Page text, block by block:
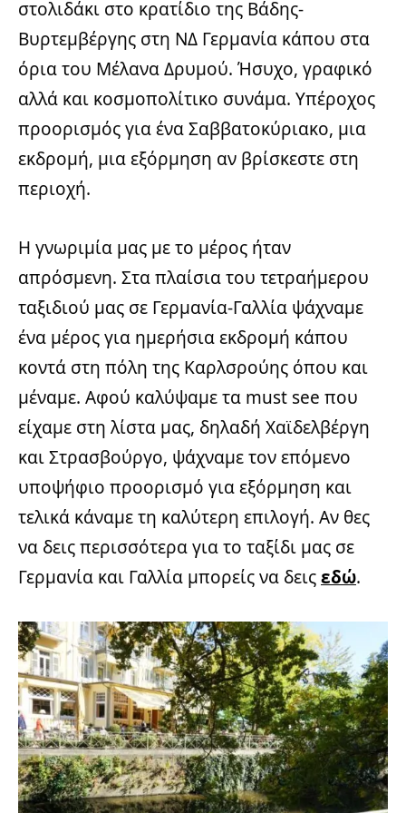
στολιδάκι στο κρατίδιο της Βάδης-
Βυρτεμβέργης στη ΝΔ Γερμανία κάπου στα
όρια του Μέλανα Δρυμού. Ήσυχο, γραφικό
αλλά και κοσμοπολίτικο συνάμα. Υπέροχος
προορισμός για ένα Σαββατοκύριακο, μια
εκδρομή, μια εξόρμηση αν βρίσκεστε στη
περιοχή.
Η γνωριμία μας με το μέρος ήταν
απρόσμενη. Στα πλαίσια του τετραήμερου
ταξιδιού μας σε Γερμανία-Γαλλία ψάχναμε
ένα μέρος για ημερήσια εκδρομή κάπου
κοντά στη πόλη της Καρλσρούης όπου και
μέναμε. Αφού καλύψαμε τα must see που
είχαμε στη λίστα μας, δηλαδή Χαϊδελβέργη
και Στρασβούργο, ψάχναμε τον επόμενο
υποψήφιο προορισμό για εξόρμηση και
τελικά κάναμε τη καλύτερη επιλογή. Αν θες
να δεις περισσότερα για το ταξίδι μας σε
Γερμανία και Γαλλία μπορείς να δειςεδώ.